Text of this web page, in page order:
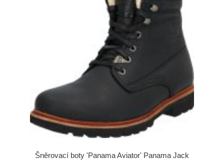
Šněrovací boty 'Panama Aviator' Panama Jack